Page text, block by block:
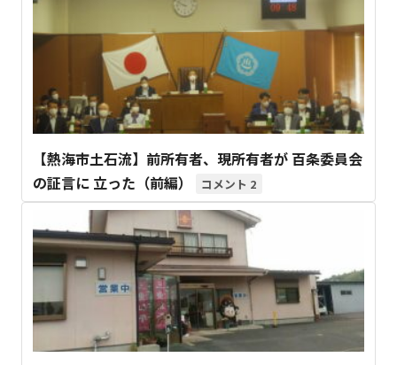
【熱海市土石流】前所有者、現所有者が 百条委員会
の証言に 立った（前編）
2